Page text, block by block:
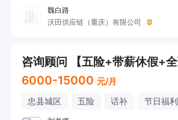
魏白路
沃田供应链（重庆）有限公司
6000-15000 元/月
忠县城区 五险 话补 节日福利